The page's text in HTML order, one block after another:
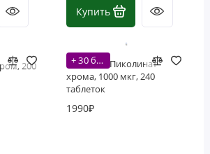
Купить
200
+ 30 бонусов
Nutricost, Пиколинат
хрома, 1000 мкг, 240
таблеток
1990₽